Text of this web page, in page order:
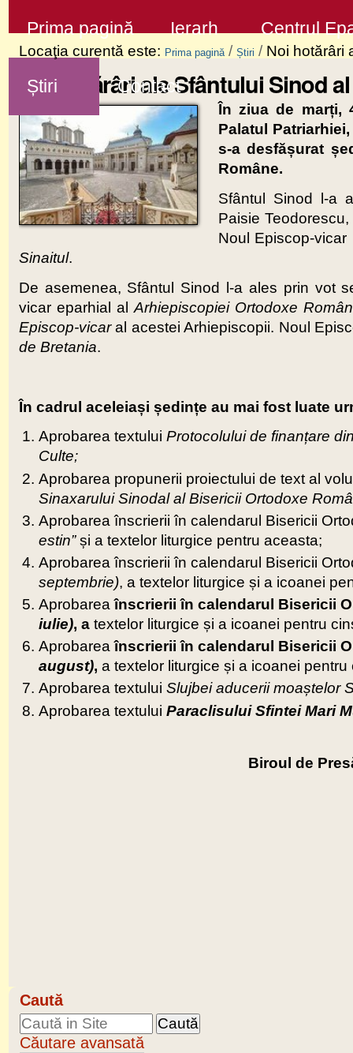
la
conţinut
Sari
la
navigare
Prima pagină Ierarh Centrul
Știri Contact
Locaţia curentă este: Prima pagină / Știri / Noi hotărâri
Noi hotărâri ale Sfântului Sinod
În ziua de marți,
Palatul
s-a desfășurat ș
Române.
Sfântul Sinod l-a
Paisie
Noul Episcop-
Sinaitul.
De asemenea, Sfântul Sinod l-a ales prin vot
vicar eparhial al Arhiepiscopiei Ortodoxe
Episcop-vicaral acestei Arhiepiscopii. Noul
de Bretania.
În cadrul aceleiași ședințe au mai fost luate
Aprobarea textuluiProtocolului de finanțare
Culte;
Aprobarea propunerii proiectului de text al
Sinaxarului Sinodal al Bisericii Ortodoxe
Aprobarea înscrierii în calendarul Bisericii
estin”și a textelor liturgice pentru aceasta;
Aprobarea înscrierii în calendarul Bisericii
septembrie), a textelor liturgice și a icoanei
Aprobareaînscrierii în calendarul Bisericii
iulie), a textelor liturgice și a icoanei pentru
Aprobareaînscrierii în calendarul Bisericii
august),a textelor liturgice și a icoanei pentru
Aprobarea textuluiSlujbei aducerii moaștelor
Aprobarea textuluiParaclisului Sfintei Mari
Biroul de
Caută
Căutare avansată